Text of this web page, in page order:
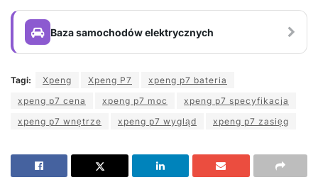
Baza samochodów elektrycznych
Tagi: Xpeng Xpeng P7
xpeng p7 bateria
xpeng p7 cena
xpeng p7 moc
xpeng p7 specyfikacja
xpeng p7 wnętrze
xpeng p7 wygląd xpeng p7 zasięg